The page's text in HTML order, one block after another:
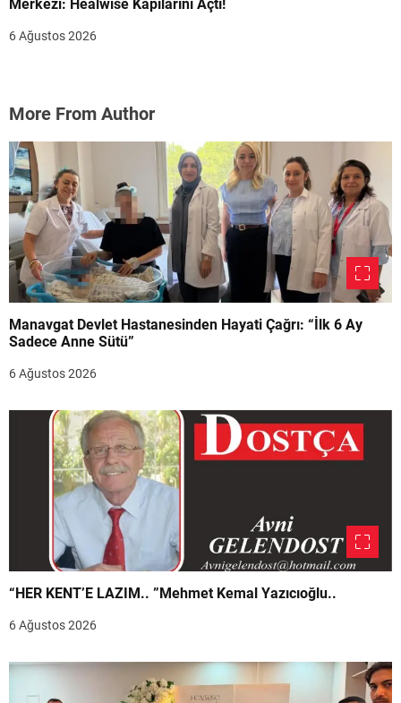
Merkezi: Healwise Kapılarını Açtı!
6 Ağustos 2026
More From Author
Manavgat Devlet Hastanesinden Hayati Çağrı: “İlk 6 Ay
Sadece Anne Sütü”
6 Ağustos 2026
“HER KENT’E LAZIM.. ”Mehmet Kemal Yazıcıoğlu..
6 Ağustos 2026